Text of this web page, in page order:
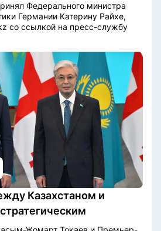
Федерального министра
Германии Катерину Райхе,
со ссылкой на пресс-службу
Казахстаном и